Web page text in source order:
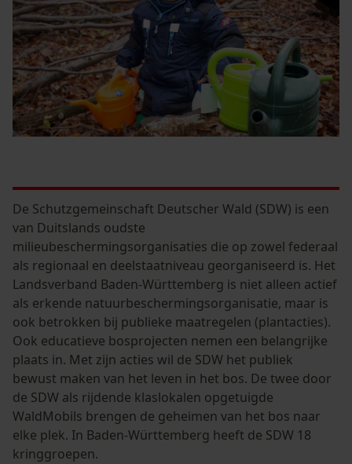
De Schutzgemeinschaft Deutscher Wald (SDW) is een
van Duitslands oudste
milieubeschermingsorganisaties die op zowel federaal
als regionaal en deelstaatniveau georganiseerd is. Het
Landsverband Baden-Württemberg is niet alleen actief
als erkende natuurbeschermingsorganisatie, maar is
ook betrokken bij publieke maatregelen (plantacties).
Ook educatieve bosprojecten nemen een belangrijke
plaats in. Met zijn acties wil de SDW het publiek
bewust maken van het leven in het bos. De twee door
de SDW als rijdende klaslokalen opgetuigde
WaldMobils brengen de geheimen van het bos naar
elke plek. In Baden-Württemberg heeft de SDW 18
kringgroepen.
Econda Analytics
Mouseflow Web Analytics Tool
Fact-Finder Tracking
Prestatie en functionele
Cookies
Loop54 Personalization
Gepersonaliseerde homepage
Opgeslagen winkelwagen
Persoonlijke begroeting
YouTube-video's
Google Maps